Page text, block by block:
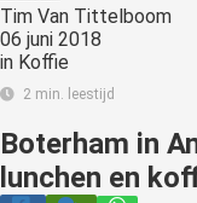
Tim Van Tittelboom
06 juni 2018
in Koffie
2 min. leestijd
Boterham in
lunchen en
over
van
op